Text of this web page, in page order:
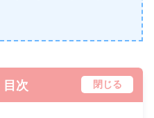
目次 閉じる